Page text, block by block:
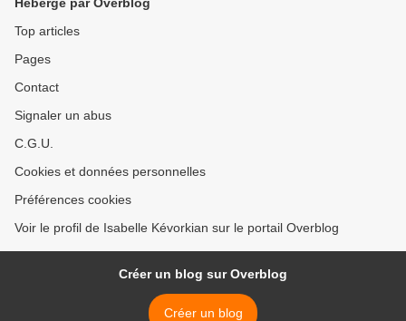
Top articles
Pages
Contact
Signaler un abus
C.G.U.
Cookies et données personnelles
Préférences cookies
Voir le profil de Isabelle Kévorkian sur le portail Overblog
Créer un blog sur Overblog
Créer un blog